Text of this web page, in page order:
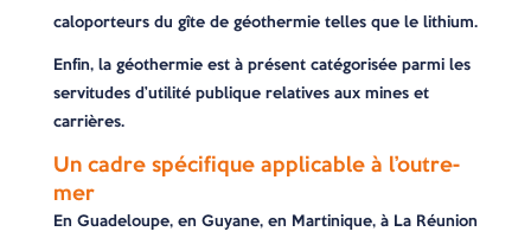
caloporteurs du gîte de géothermie telles que le lithium.
Enfin, la géothermie est à présent catégorisée parmi les
servitudes d’utilité publique relatives aux mines et
carrières.
Un cadre spécifique applicable à l’outre-
mer
En Guadeloupe, en Guyane, en Martinique, à La Réunion